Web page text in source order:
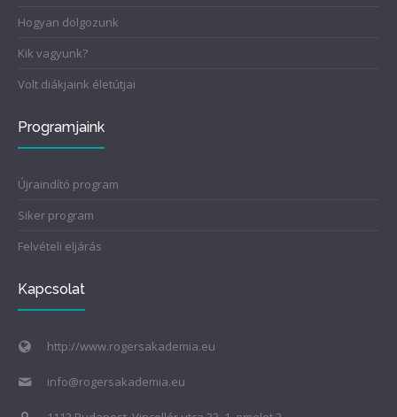
Hogyan dolgozunk
Kik vagyunk?
Volt diákjaink életútjai
Programjaink
Újraindító program
Siker program
Felvételi eljárás
Kapcsolat
http://www.rogersakademia.eu
info@rogersakademia.eu